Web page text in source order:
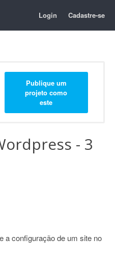
Login Cadastre-se
Publique um
projeto como
este
- 3
a configuração de um site no